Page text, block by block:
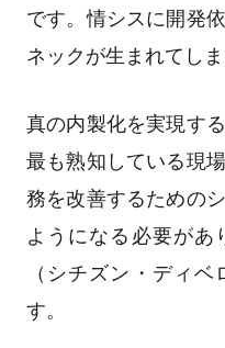
です。情シスに開発
ネックが生まれてしま
真の内製化を実現す
最も熟知している現
務を改善するための
ようになる必要があ
（シチズン・ディ
す。